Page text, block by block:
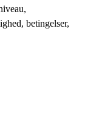
betingelser,